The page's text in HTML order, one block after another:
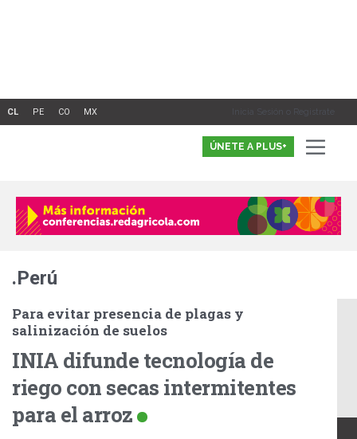
Inicia Sesión o Registrate
ÚNETE A PLUS+
.Perú
Para evitar presencia de plagas y
salinización de suelos
INIA difunde tecnología de
riego con secas intermitentes
para el arroz